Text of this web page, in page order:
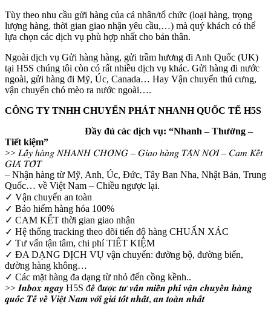
Tùy theo nhu cầu gửi hàng của cá nhân/tổ chức (loại hàng, trọng
lượng hàng, thời gian giao nhận yêu cầu,…) mà quý khách có thể
lựa chọn các dịch vụ phù hợp nhất cho bản thân.
Ngoài dịch vụ Gửi hàng hàng, gửi trầm hương đi Anh Quốc (UK)
tại H5S chúng tôi còn có rất nhiều dịch vụ khác. Gửi hàng đi nước
ngoài, gửi hàng đi Mỹ, Úc, Canada… Hay Vận chuyển thú cưng,
vận chuyển chó mèo ra nước ngoài….
CÔNG TY TNHH CHUYỂN PHÁT NHANH QUỐC TẾ H5S
Đầy đủ các dịch vụ: “Nhanh – Thường –
Tiết kiệm”
>> 𝐿𝑎̂́𝑦 ℎ𝑎̀𝑛𝑔 𝑁𝐻𝐴𝑁𝐻 𝐶𝐻𝑂́𝑁𝐺 – 𝐺𝑖𝑎𝑜 ℎ𝑎̀𝑛𝑔 𝑇𝐴̣̂𝑁 𝑁𝑂̛𝐼 – 𝐶𝑎𝑚 𝐾𝑒̂́𝑡
𝐺𝐼𝐴́ 𝑇𝑂̂́𝑇
– Nhận hàng từ Mỹ, Anh, Úc, Đức, Tây Ban Nha, Nhật Bản, Trung
Quốc… về Việt Nam – Chiều ngược lại.
✓ Vận chuyển an toàn
✓ Bảo hiểm hàng hóa 100%
✓ CAM KẾT thời gian giao nhận
✓ Hệ thống tracking theo dõi tiến độ hàng CHUẨN XÁC
✓ Tư vấn tận tâm, chi phí TIẾT KIỆM
✓ ĐA DẠNG DỊCH VỤ vận chuyển: đường bộ, đường biển,
đường hàng không…
✓ Các mặt hàng đa dạng từ nhỏ đến cồng kềnh..
>> 𝑰𝒏𝒃𝒐𝒙 𝒏𝒈𝒂𝒚 H5S đ𝒆̂̉ đ𝒖̛𝒐̛̣𝒄 𝒕𝒖̛ 𝒗𝒂̂́𝒏 𝒎𝒊𝒆̂̃𝒏 𝒑𝒉𝒊́ 𝒗𝒂̣̂𝒏 𝒄𝒉𝒖𝒚𝒆̂̉𝒏 𝒉𝒂̀𝒏𝒈
𝒒𝒖𝒐̂́𝒄 𝑻𝒆̂́ 𝒗𝒆̂̀ 𝑽𝒊𝒆̣̂𝒕 𝑵𝒂𝒎 𝒗𝒐̛́𝒊 𝒈𝒊𝒂́ 𝒕𝒐̂́𝒕 𝒏𝒉𝒂̂́𝒕, 𝒂𝒏 𝒕𝒐𝒂̀𝒏 𝒏𝒉𝒂̂́𝒕